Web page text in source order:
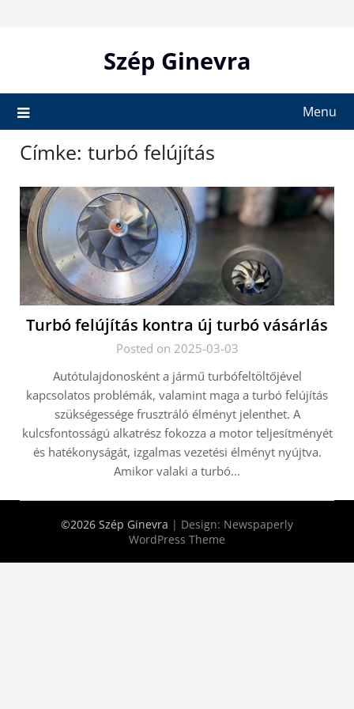
Szép Ginevra
Menu
Címke: turbó felújítás
Turbó felújítás kontra új turbó vásárlás
Posted on 2025-03-03
Autótulajdonosként a jármű turbófeltöltőjével
kapcsolatos problémák, valamint maga a turbó felújítás
szükségessége frusztráló élményt jelenthet. A
kulcsfontosságú alkatrész fokozza a motor teljesítményét
és hatékonyságát, izgalmas vezetési élményt nyújtva.
Amikor valaki a turbó…
©2026 Szép Ginevra | Design: Newspaperly
WordPress Theme